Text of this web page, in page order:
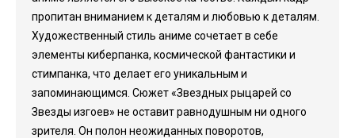
пропитан вниманием к деталям и любовью к деталям.
Художественный стиль аниме сочетает в себе
элементы киберпанка, космической фантастики и
стимпанка, что делает его уникальным и
запоминающимся. Сюжет «Звездных рыцарей со
Звезды изгоев» не оставит равнодушным ни одного
зрителя. Он полон неожиданных поворотов,